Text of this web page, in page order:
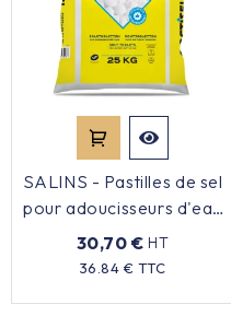
Hygiène mains
Alimentaire & jetable
Équipement cuisine pro
PROMOTION
Les nouveaux produits
SALINS - Pastilles de sel
pour adoucisseurs d'eau
- 25kg
30,70 € HT
36.84 € TTC
Prix